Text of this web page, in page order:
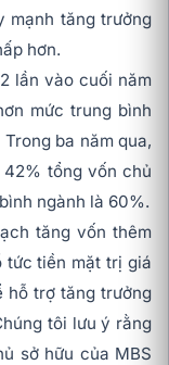
mạnh tăng trưởng
hơn.
lần vào cuối năm
mức trung bình
ba năm qua,
tổng vốn chủ
ngành là 60%.
tăng vốn thêm
tức tiền mặt trị giá
hỗ trợ tăng trưởng
tôi lưu ý rằng
sở hữu của MBS